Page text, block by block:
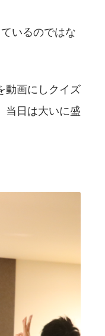
いるのではな
動画にしクイズ
当日は大いに盛